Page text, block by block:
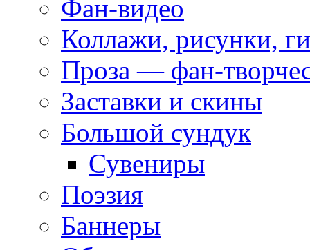
Фан-видео
Коллажи, рисунки,
Проза — фан-
Заставки и скины
Большой сундук
Сувениры
Поэзия
Баннеры